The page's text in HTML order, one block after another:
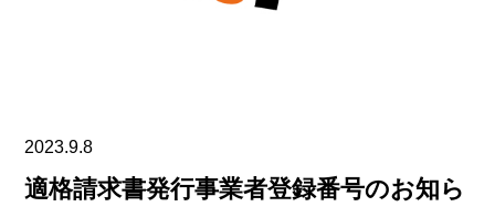
2023.9.8
適格請求書発行事業者登録番号のお知ら